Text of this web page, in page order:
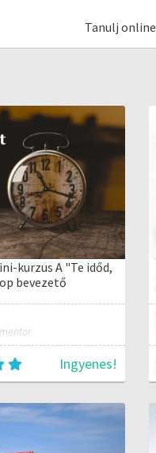
Tanulj online
kurzus A "Te időd,
bevezető
Ingyenes!